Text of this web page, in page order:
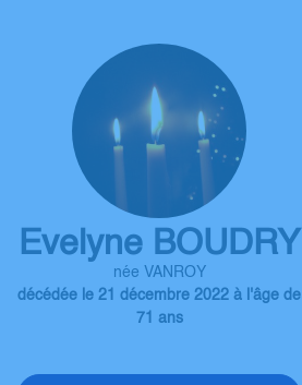
Evelyne BOUDRY
née VANROY
décédée le 21 décembre 2022 à l'âge de
71 ans